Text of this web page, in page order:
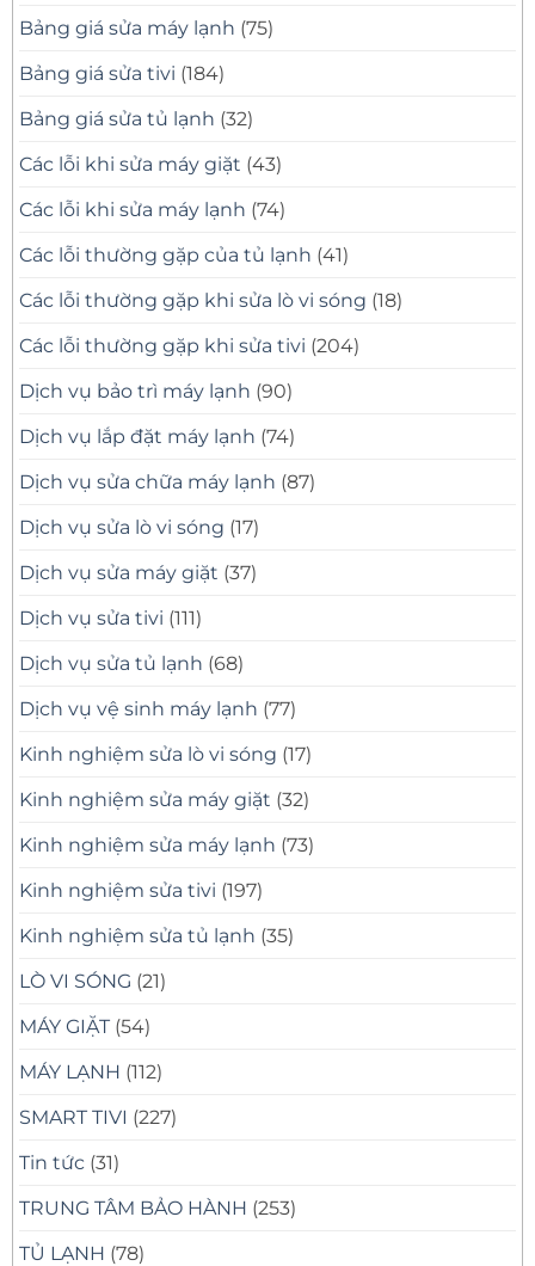
Bảng giá sửa máy lạnh (75)
Bảng giá sửa tivi (184)
Bảng giá sửa tủ lạnh (32)
Các lỗi khi sửa máy giặt (43)
Các lỗi khi sửa máy lạnh (74)
Các lỗi thường gặp của tủ lạnh (41)
Các lỗi thường gặp khi sửa lò vi sóng (18)
Các lỗi thường gặp khi sửa tivi (204)
Dịch vụ bảo trì máy lạnh (90)
Dịch vụ lắp đặt máy lạnh (74)
Dịch vụ sửa chữa máy lạnh (87)
Dịch vụ sửa lò vi sóng (17)
Dịch vụ sửa máy giặt (37)
Dịch vụ sửa tivi (111)
Dịch vụ sửa tủ lạnh (68)
Dịch vụ vệ sinh máy lạnh (77)
Kinh nghiệm sửa lò vi sóng (17)
Kinh nghiệm sửa máy giặt (32)
Kinh nghiệm sửa máy lạnh (73)
Kinh nghiệm sửa tivi (197)
Kinh nghiệm sửa tủ lạnh (35)
LÒ VI SÓNG (21)
MÁY GIẶT (54)
MÁY LẠNH (112)
SMART TIVI (227)
Tin tức (31)
TRUNG TÂM BẢO HÀNH (253)
TỦ LẠNH (78)